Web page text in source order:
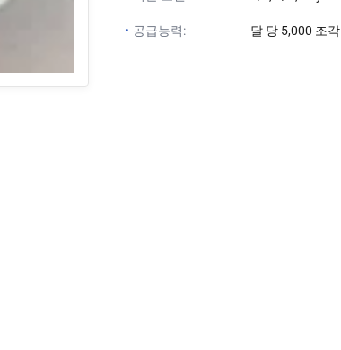
• 공급능력: 달 당 5,000 조각